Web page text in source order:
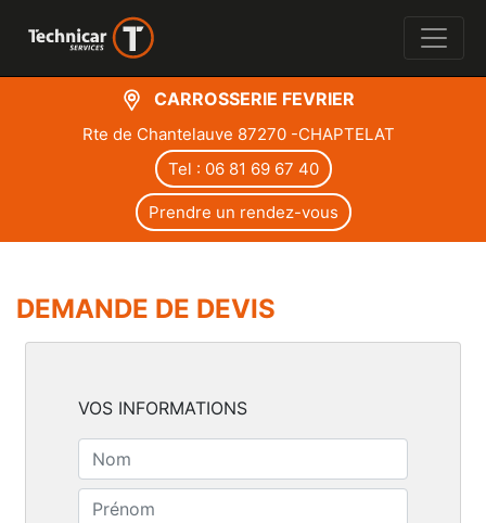
CARROSSERIE FEVRIER
Rte de Chantelauve 87270 -CHAPTELAT
Tel : 06 81 69 67 40
Prendre un rendez-vous
DEMANDE DE DEVIS
VOS INFORMATIONS